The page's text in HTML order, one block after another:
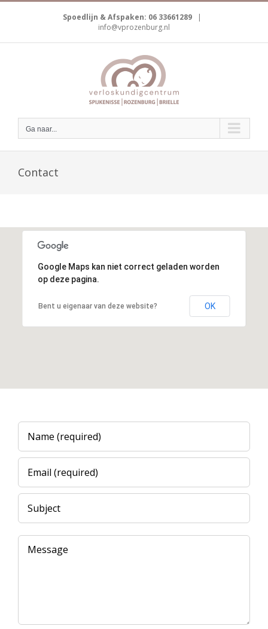
Skip
Spoedlijn & Afspaken: 06 33661289
|
info@vprozenburg.nl
Ga naar...
Contact
Google Maps kan niet correct geladen worden
op deze pagina.
Bent u eigenaar van deze website? OK